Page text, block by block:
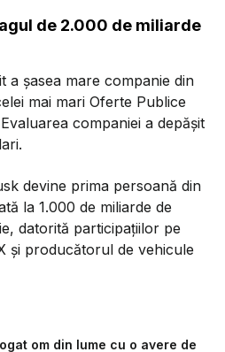
de 2.000 de miliarde
a șasea mare companie din
mai mari Oferte Publice
companiei a depășit
devine prima persoană din
la 1.000 de miliarde de
datorită participațiilor pe
și producătorul de vehicule
om din lume cu o avere de